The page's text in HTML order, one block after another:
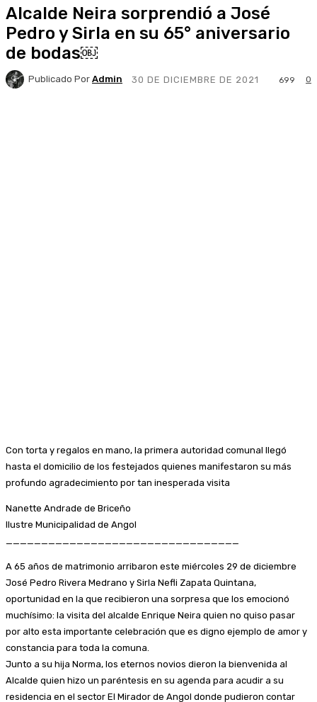
Alcalde Neira sorprendió a José
Pedro y Sirla en su 65° aniversario
de bodas￼
Publicado Por Admin 30 DE DICIEMBRE DE 2021 0
699
Con torta y regalos en mano, la primera autoridad comunal llegó
hasta el domicilio de los festejados quienes manifestaron su más
profundo agradecimiento por tan inesperada visita
Nanette Andrade de Briceño
Ilustre Municipalidad de Angol
A 65 años de matrimonio arribaron este miércoles 29 de diciembre
José Pedro Rivera Medrano y Sirla Nefli Zapata Quintana,
oportunidad en la que recibieron una sorpresa que los emocionó
muchísimo: la visita del alcalde Enrique Neira quien no quiso pasar
por alto esta importante celebración que es digno ejemplo de amor y
constancia para toda la comuna.
Junto a su hija Norma, los eternos novios dieron la bienvenida al
Alcalde quien hizo un paréntesis en su agenda para acudir a su
residencia en el sector El Mirador de Angol donde pudieron contar